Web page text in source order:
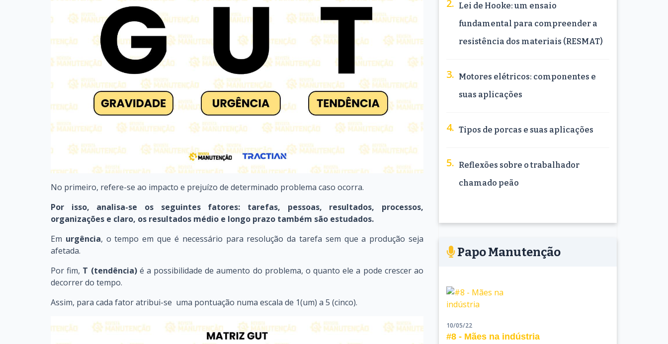
No primeiro, refere-se ao impacto e prejuízo de determinado problema caso ocorra.
Por isso, analisa-se os seguintes fatores: tarefas, pessoas, resultados, processos,
organizações e claro, os resultados médio e longo prazo também são estudados.
Em urgência, o tempo em que é necessário para resolução da tarefa sem que a produção seja
afetada.
Por fim, T (tendência)é a possibilidade de aumento do problema, o quanto ele a pode crescer ao
decorrer do tempo.
Assim, para cada fator atribui-se uma pontuação numa escala de 1(um) a 5 (cinco).
Lei de Hooke: um ensaio
fundamental para compreender a
resistência dos materiais (RESMAT)
Motores elétricos: componentes e
suas aplicações
Tipos de porcas e suas aplicações
Reflexões sobre o trabalhador
chamado peão
Papo Manutenção
10/05/22
#8 - Mães na indústria